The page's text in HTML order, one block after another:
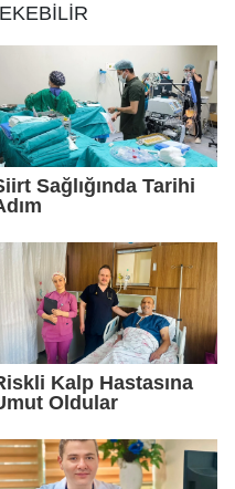
Sağlığında Tarihi
Kalp Hastasına
Oldular